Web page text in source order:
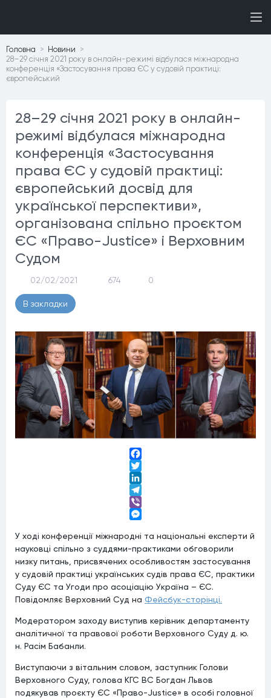
Головна
Новини
28–29 січня 2021 року в онлайн-режимі відбулася міжнародна
конференція «Застосування права ЄС у судовій практиці:
європейський
28–29 січня 2021 року в онлайн-
режимі відбулася міжнародна
конференція «Застосування
права ЄС у судовій практиці:
європейський досвід для
української перспективи»,
організована спільно проєктом
ЄС «Право-Justice» і Верховним
Судом
02/02/2021 674 0
В закладки
Facebook
Twitter
LinkedIn
Telegram
Viber
У ході конференції міжнародні та національні експерти й
науковці спільно з суддями-практиками обговорили
низку питань, присвячених особливостям застосування
у судовій практиці українських судів права ЄС, практики
Суду ЄС та Угоди про асоціацію Україна – ЄС.
Повідомляє Верховний Суд на Фейсбук-сторінці.
Модератором заходу виступив керівник департаменту
аналітичної та правової роботи Верховного Суду д. ю.
н. Расім Бабанли.
Виступаючи з вітальним словом, заступник Голови
Верховного Суду, голова КГС ВС Богдан Львов
подякував проєкту ЄС «Право-Justice» в особі головної